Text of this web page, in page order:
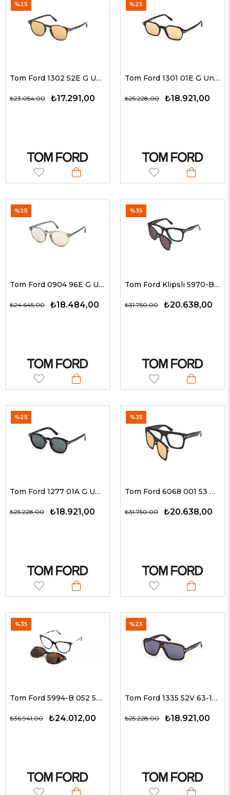
Tom Ford 1302 52E G Unisex Güneş Gözlükleri
₺17.291,00
₺23.054,00
%25
Tom Ford 1301 01E G Unisex Güneş Gözlükleri
₺18.921,00
₺25.228,00
%25
Tom Ford 0904 96E G Unisex Güneş Gözlükleri
₺18.484,00
₺24.645,00
%25
Tom Ford Klipsli 5970-B 001 50 G Güneş Gözlüğü
₺20.638,00
₺31.750,00
%35
Tom Ford 1277 01A G Unisex Güneş Gözlükleri
₺18.921,00
₺25.228,00
%25
Tom Ford 6068 001 53 G Unisex Güneş Gözlükleri
₺20.638,00
₺31.750,00
%35
Tom Ford 5994-B 052 56 G Klipsli Güneş Gözlüğü
₺24.012,00
₺36.941,00
%35
Tom Ford 1335 52V 63-11 G Güneş Gözlüğü
₺18.921,00
₺25.228,00
%25